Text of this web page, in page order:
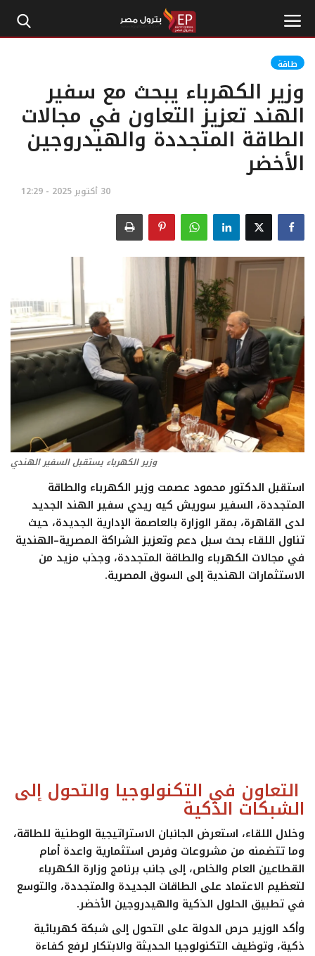
الرئيسية
إتصل بنا
بترول
اقتصاد وأموال
طاقة
غاز
تعدين
اتصالات وتكنولوجيا
شركات
تقارير
مقالات
مجتمع البترول
طاقة
وزير الكهرباء يبحث مع سفير
الهند تعزيز التعاون في مجالات
الطاقة المتجددة والهيدروجين
الأخضر
30 أكتوبر 2025 - 12:29
وزير الكهرباء يستقبل السفير الهندي
استقبل الدكتور محمود عصمت وزير الكهرباء والطاقة
المتجددة، السفير سوريش كيه ريدي سفير الهند الجديد
لدى القاهرة، بمقر الوزارة بالعاصمة الإدارية الجديدة، حيث
تناول اللقاء بحث سبل دعم وتعزيز الشراكة المصرية–الهندية
في مجالات الكهرباء والطاقة المتجددة، وجذب مزيد من
الاستثمارات الهندية إلى السوق المصرية.
التعاون في التكنولوجيا والتحول إلى
الشبكات الذكية
وخلال اللقاء، استعرض الجانبان الاستراتيجية الوطنية للطاقة،
وما تتضمنه من مشروعات وفرص استثمارية واعدة أمام
القطاعين العام والخاص، إلى جانب برنامج وزارة الكهرباء
لتعظيم الاعتماد على الطاقات الجديدة والمتجددة، والتوسع
في تطبيق الحلول الذكية والهيدروجين الأخضر.
وأكد الوزير حرص الدولة على التحول إلى شبكة كهربائية
ذكية، وتوظيف التكنولوجيا الحديثة والابتكار لرفع كفاءة